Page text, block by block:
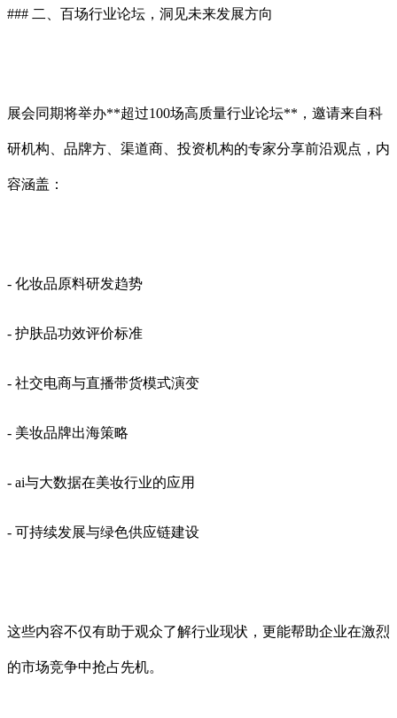
### 二、百场行业论坛，洞见未来发展方向
展会同期将举办**超过100场高质量行业论坛**，邀请来自科
研机构、品牌方、渠道商、投资机构的专家分享前沿观点，内
容涵盖：
- 化妆品原料研发趋势
- 护肤品功效评价标准
- 社交电商与直播带货模式演变
- 美妆品牌出海策略
- ai与大数据在美妆行业的应用
- 可持续发展与绿色供应链建设
这些内容不仅有助于观众了解行业现状，更能帮助企业在激烈
的市场竞争中抢占先机。